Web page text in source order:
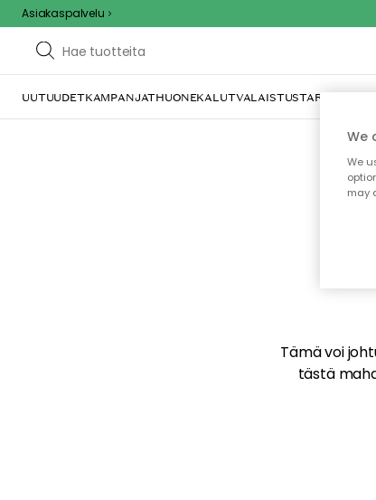
Asiakaspalvelu
UUTUUDETKAMPANJATHUONEKALUTVALAISTUSTARJOILU JA
Tämä voi
tästä
We
We
may